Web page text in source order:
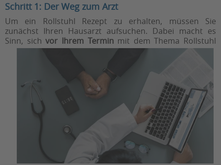
Schritt 1: Der Weg zum Arzt
Um ein Rollstuhl Rezept zu erhalten, müssen Sie
zunächst Ihren Hausarzt aufsuchen. Dabei macht es
Sinn, sichvor Ihrem Termin mit dem Thema Rollstuhl